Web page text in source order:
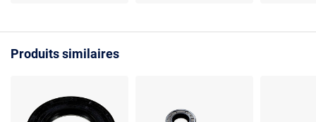
Produits similaires